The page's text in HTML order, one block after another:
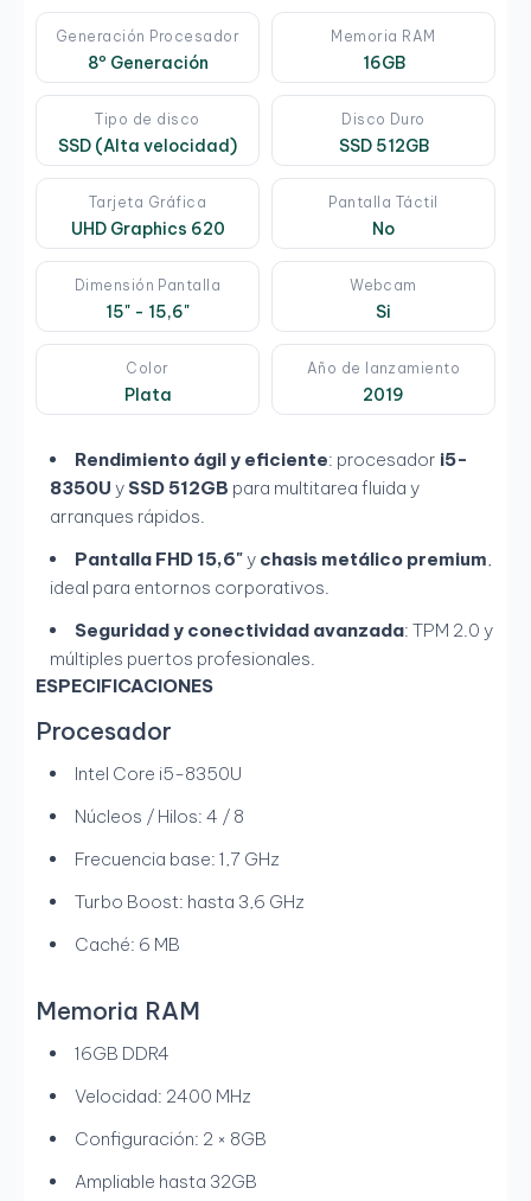
Generación Procesador
8º Generación
Memoria RAM
16GB
Tipo de disco
SSD (Alta velocidad)
Disco Duro
SSD 512GB
Tarjeta Gráfica
UHD Graphics 620
Pantalla Táctil
No
Dimensión Pantalla
15" - 15,6"
Webcam
Si
Color
Plata
Año de lanzamiento
2019
Rendimiento ágil y eficiente: procesador i5-
8350U y SSD 512GB para multitarea fluida y
arranques rápidos.
Pantalla FHD 15,6"y chasis metálico premium,
ideal para entornos corporativos.
Seguridad y conectividad avanzada: TPM 2.0 y
múltiples puertos profesionales.
ESPECIFICACIONES
Procesador
Intel Core i5-8350U
Núcleos / Hilos: 4 / 8
Frecuencia base: 1,7 GHz
Turbo Boost: hasta 3,6 GHz
Caché: 6 MB
Memoria RAM
16GB DDR4
Velocidad: 2400 MHz
Configuración: 2 × 8GB
Ampliable hasta 32GB